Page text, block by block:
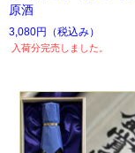
原酒
3,080円 （税込み）
入荷分完売しました。